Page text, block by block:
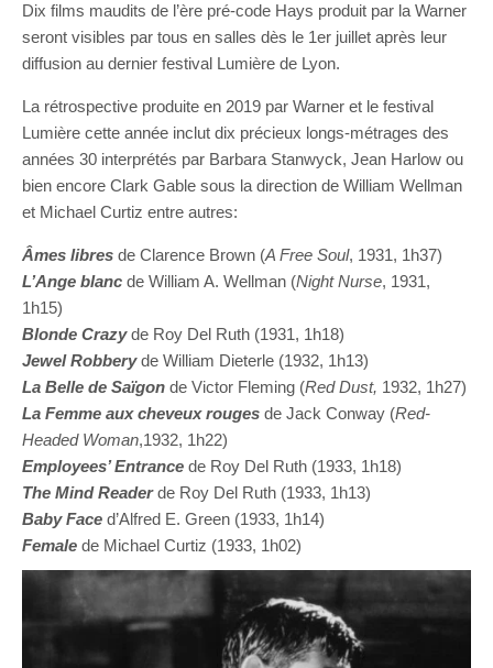
Dix films maudits de l’ère pré-code Hays produit par la Warner
seront visibles par tous en salles dès le 1er juillet après leur
diffusion au dernier festival Lumière de Lyon.
La rétrospective produite en 2019 par Warner et le festival
Lumière cette année inclut dix précieux longs-métrages des
années 30 interprétés par Barbara Stanwyck, Jean Harlow ou
bien encore Clark Gable sous la direction de William Wellman
et Michael Curtiz entre autres:
Âmes libres de Clarence Brown (A Free Soul, 1931, 1h37)
L’Ange blanc de William A. Wellman (Night Nurse, 1931,
1h15)
Blonde Crazy de Roy Del Ruth (1931, 1h18)
Jewel Robberyde William Dieterle (1932, 1h13)
La Belle de Saïgon de Victor Fleming (Red Dust, 1932, 1h27)
La Femme aux cheveux rouges de Jack Conway (Red-
Headed Woman,1932, 1h22)
Employees’ Entrance de Roy Del Ruth (1933, 1h18)
The Mind Readerde Roy Del Ruth (1933, 1h13)
Baby Face d’Alfred E. Green (1933, 1h14)
Female de Michael Curtiz (1933, 1h02)